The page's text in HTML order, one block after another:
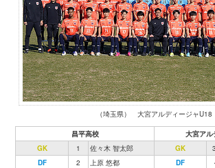
（埼玉県） 大宮アルディージャU18
昌平高校
大宮アル
GK
1 佐々木 智太郎 GK
DF
2 上原 悠都 DF